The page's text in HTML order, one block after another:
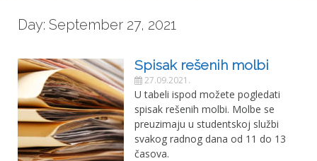
Day: September 27, 2021
Spisak rešenih molbi
27.09.2021.
U tabeli ispod možete pogledati
spisak rešenih molbi. Molbe se
preuzimaju u studentskoj službi
svakog radnog dana od 11 do 13
časova.